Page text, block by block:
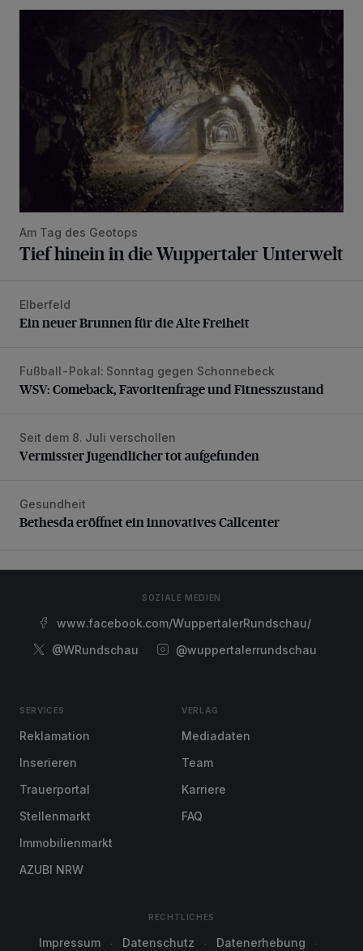
Am Tag des Geotops
Tief hinein in die Wuppertaler Unterwelt
Ein neuer Brunnen für die Alte Freiheit
Elberfeld
Ein neuer Brunnen für die Alte Freiheit
WSV: Comeback, Favoritenfrage und Fitnesszustand
Fußball-Pokal: Sonntag gegen Schonnebeck
WSV: Comeback, Favoritenfrage und Fitnesszustand
Vermisster Jugendlicher tot aufgefunden
Seit dem 8. Juli verschollen
Vermisster Jugendlicher tot aufgefunden
Bethesda eröffnet ein innovatives Callcenter
Gesundheit
Bethesda eröffnet ein innovatives Callcenter
SOZIALE MEDIEN
www.facebook.com/WuppertalerRundschau/
@WRundschau
@wuppertalerrundschau
SERVICES
Reklamation
Inserieren
Trauerportal
Stellenmarkt
Immobilienmarkt
AZUBI NRW
VERLAG
Mediadaten
Team
Karriere
FAQ
RECHTLICHES
Impressum Datenschutz Datenerhebung